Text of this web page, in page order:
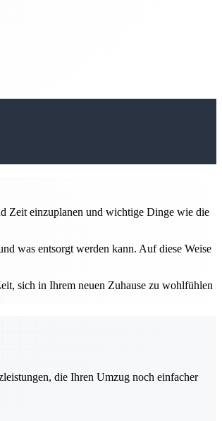
Zeit einzuplanen und wichtige Dinge wie die
was entsorgt werden kann. Auf diese Weise
sich in Ihrem neuen Zuhause zu wohlfühlen
die Ihren Umzug noch einfacher